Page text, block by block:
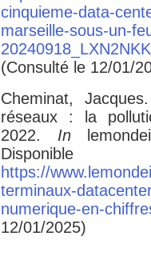
cinquieme-data-
marseille-sous-un-
(Consulté le 12/01/
Cheminat,
réseaux : la
2022. In
https://
terminaux-
numerique-en-
12/01/2025)